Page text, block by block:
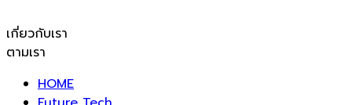
เกี่ยวกับเรา
ตามเรา
HOME